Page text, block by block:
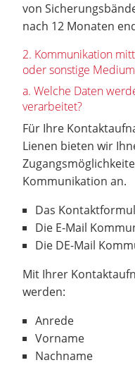
von
nach 12 Monaten
2. Kommunikation
oder sonstige
a. Welche Daten
verarbeitet?
Für Ihre
Lienen bieten wir
Kommunikation an.
Das
Die E-Mail
Die DE-Mail
Mit Ihrer
werden:
Anrede
Vorname
Nachname